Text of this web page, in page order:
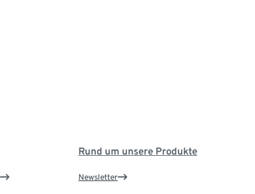
Rund um unsere Produkte
Newsletter